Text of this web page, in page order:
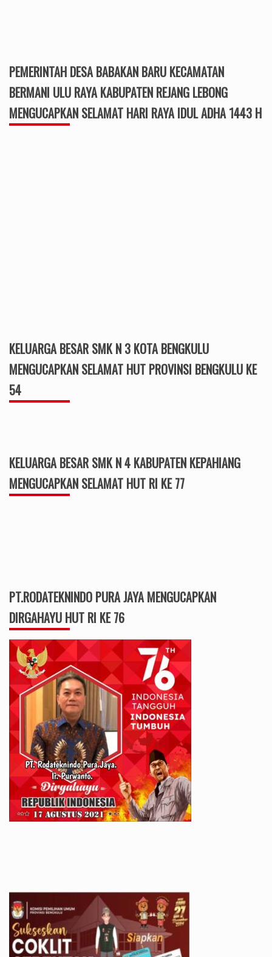
PEMERINTAH DESA BABAKAN BARU KECAMATAN
BERMANI ULU RAYA KABUPATEN REJANG LEBONG
MENGUCAPKAN SELAMAT HARI RAYA IDUL ADHA 1443 H
KELUARGA BESAR SMK N 3 KOTA BENGKULU
MENGUCAPKAN SELAMAT HUT PROVINSI BENGKULU KE
54
KELUARGA BESAR SMK N 4 KABUPATEN KEPAHIANG
MENGUCAPKAN SELAMAT HUT RI KE 77
PT.RODATEKNINDO PURA JAYA MENGUCAPKAN
DIRGAHAYU HUT RI KE 76